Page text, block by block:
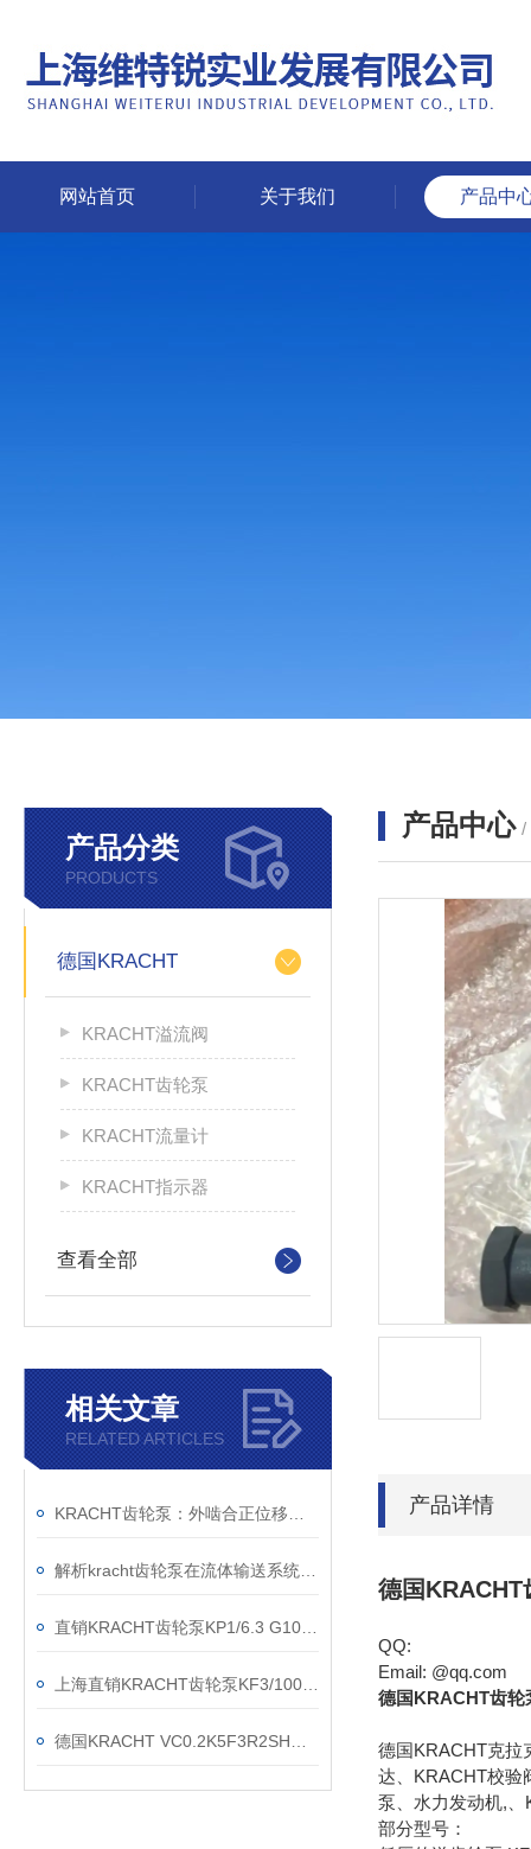
网站首页 关于我们 产品中
产品分类
PRODUCTS
德国KRACHT
KRACHT溢流阀
KRACHT齿轮泵
KRACHT流量计
KRACHT指示器
查看全部
相关文章
RELATED ARTICLES
产品中心 /
产品详情
德国KRACHT
QQ:
Email: @qq.com
德国KRACHT齿轮
德国KRACHT克拉
达、KRACHT校验
泵、水力发动机,
部分型号：